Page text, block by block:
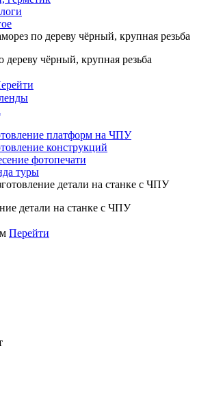
дереву чёрный, крупная резьба
платформ на ЧПУ
конструкций
фотопечати
туры
детали на станке с ЧПУ
Перейти